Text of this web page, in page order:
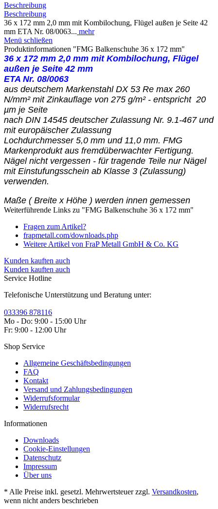
Beschreibung
Beschreibung
36 x 172 mm 2,0 mm mit Kombilochung, Flügel außen je Seite 42
mm ETA Nr. 08/0063... mehr
Menü schließen
Produktinformationen "FMG Balkenschuhe 36 x 172 mm"
36 x 172 mm 2,0 mm mit Kombilochung, Flügel
außen je Seite 42 mm
ETA Nr. 08/0063
aus deutschem Markenstahl DX 53 Re max 260
N/mm² mit Zinkauflage von 275 g/m² - entspricht 20
µm je Seite
nach DIN 14545 deutscher Zulassung Nr. 9.1-467 und
mit europäischer Zulassung
Lochdurchmesser 5,0 mm und 11,0 mm. FMG
Markenprodukt aus fremdüberwachter Fertigung.
Nägel nicht vergessen - für tragende Teile nur Nägel
mit Einstufungsschein ab Klasse 3 (Zulassung)
verwenden.
Maße ( Breite x Höhe ) werden innen gemessen
Weiterführende Links zu "FMG Balkenschuhe 36 x 172 mm"
Fragen zum Artikel?
frapmetall.com/downloads.php
Weitere Artikel von FraP Metall GmbH & Co. KG
Kunden kauften auch
Kunden kauften auch
Service Hotline
Telefonische Unterstützung und Beratung unter:
033396 878116
Mo - Do: 9:00 - 15:00 Uhr
Fr: 9:00 - 12:00 Uhr
Shop Service
Allgemeine Geschäftsbedingungen
FAQ
Kontakt
Versand und Zahlungsbedingungen
Widerrufsformular
Widerrufsrecht
Informationen
Downloads
Cookie-Einstellungen
Datenschutz
Impressum
Über uns
* Alle Preise inkl. gesetzl. Mehrwertsteuer zzgl. Versandkosten,
wenn nicht anders beschrieben